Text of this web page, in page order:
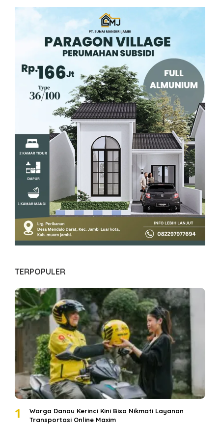
TERPOPULER
1
Warga Danau Kerinci Kini Bisa Nikmati Layanan
Transportasi Online Maxim